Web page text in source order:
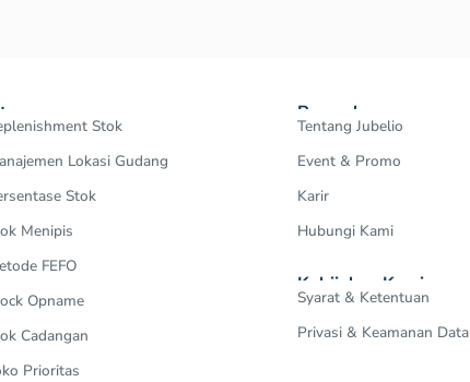
Stok
Lokasi Gudang
Stok
Menipis
FEFO
Opname
Cadangan
Prioritas
Perusahaan
Tentang Jubelio
Event & Promo
Karir
Hubungi Kami
Kebijakan Kami
Syarat & Ketentuan
Privasi & Keamanan Data